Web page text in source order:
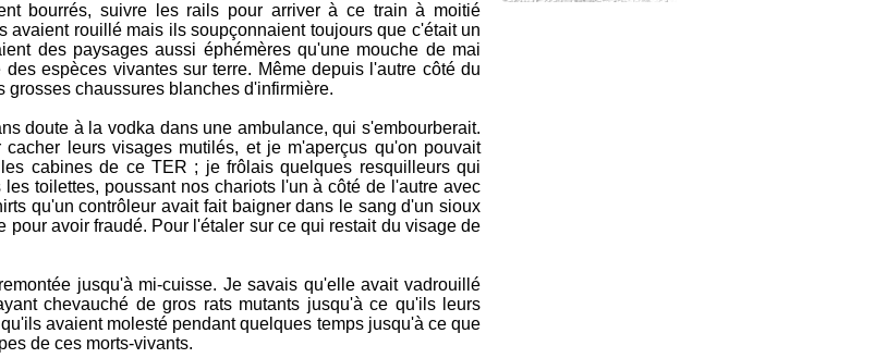
bourrés, suivre les rails pour arriver à ce train à moitié
avaient rouillé mais ils soupçonnaient toujours que c'était un
des paysages aussi éphémères qu'une mouche de mai
espèces vivantes sur terre. Même depuis l'autre côté du
chaussures blanches d'infirmière.
doute à la vodka dans une ambulance, qui s'embourberait.
leurs visages mutilés, et je m'aperçus qu'on pouvait
cabines de ce TER ; je frôlais quelques resquilleurs qui
toilettes, poussant nos chariots l'un à côté de l'autre avec
qu'un contrôleur avait fait baigner dans le sang d'un sioux
avoir fraudé. Pour l'étaler sur ce qui restait du visage de
jusqu'à mi-cuisse. Je savais qu'elle avait vadrouillé
chevauché de gros rats mutants jusqu'à ce qu'ils leurs
avaient molesté pendant quelques temps jusqu'à ce que
de ces morts-vivants.